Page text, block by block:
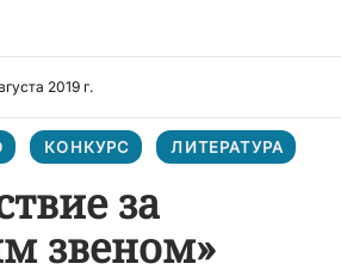
2019 г.
КОНКУРС ЛИТЕРАТУРА
за
звеном»